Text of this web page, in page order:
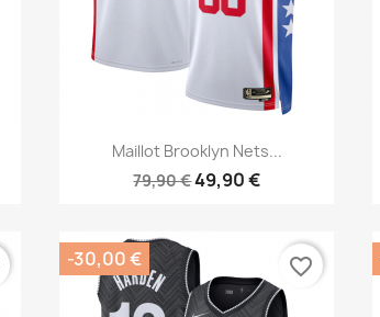
Aperçu rapide
Maillot Brooklyn Nets...
79,90 €49,90 €
-30,00 € favorite_border